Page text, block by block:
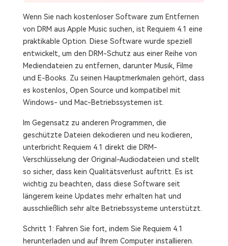
Wenn Sie nach kostenloser Software zum Entfernen
von DRM aus Apple Music suchen, ist Requiem 4.1 eine
praktikable Option. Diese Software wurde speziell
entwickelt, um den DRM-Schutz aus einer Reihe von
Mediendateien zu entfernen, darunter Musik, Filme
und E-Books. Zu seinen Hauptmerkmalen gehört, dass
es kostenlos, Open Source und kompatibel mit
Windows- und Mac-Betriebssystemen ist.
Im Gegensatz zu anderen Programmen, die
geschützte Dateien dekodieren und neu kodieren,
unterbricht Requiem 4.1 direkt die DRM-
Verschlüsselung der Original-Audiodateien und stellt
so sicher, dass kein Qualitätsverlust auftritt. Es ist
wichtig zu beachten, dass diese Software seit
längerem keine Updates mehr erhalten hat und
ausschließlich sehr alte Betriebssysteme unterstützt.
Schritt 1: Fahren Sie fort, indem Sie Requiem 4.1
herunterladen und auf Ihrem Computer installieren.